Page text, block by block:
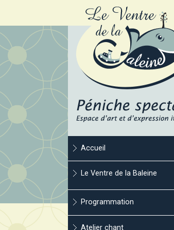
Accueil
Le Ventre de la Baleine
Programmation
Atelier chant